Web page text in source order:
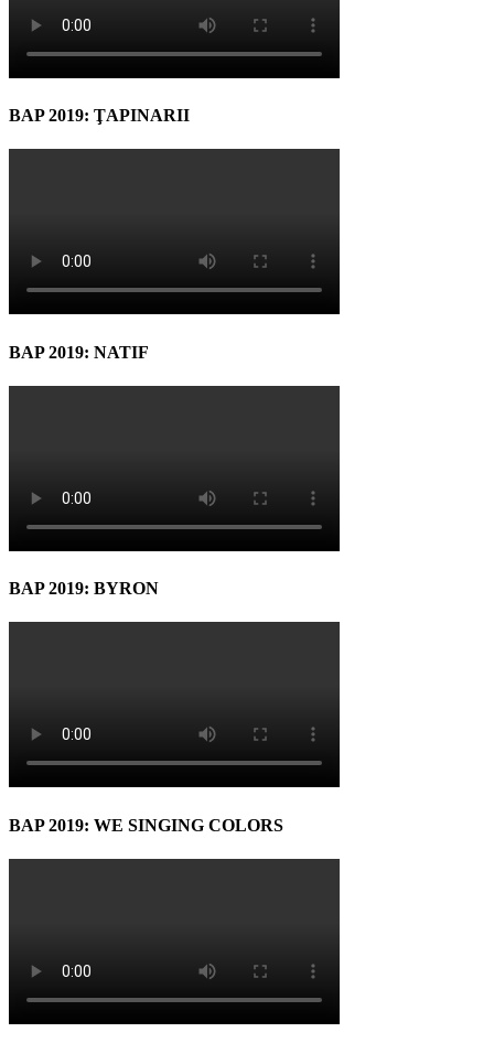
BAP 2019: ŢAPINARII
BAP 2019: NATIF
BAP 2019: BYRON
BAP 2019: WE SINGING COLORS